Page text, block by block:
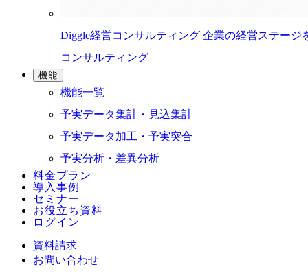
Diggle経営コンサルティング 企業の経営ステージ
コンサルティング
機能
機能一覧
予実データ集計・見込集計
予実データ加工・予実突合
予実分析・差異分析
料金プラン
導入事例
セミナー
お役立ち資料
ログイン
資料請求
お問い合わせ